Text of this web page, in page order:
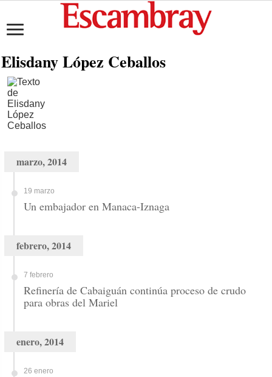
Elisdany López Ceballos
marzo, 2014
19 marzo
Un embajador en Manaca-Iznaga
febrero, 2014
7 febrero
Refinería de Cabaiguán continúa proceso de crudo
para obras del Mariel
enero, 2014
26 enero